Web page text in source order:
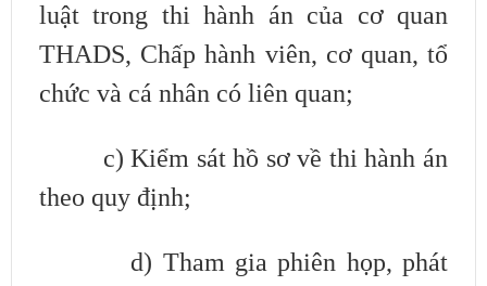
luậttrong thi hành án của cơ quan
THADS, Chấp hành viên, cơ quan, tổ
chức và cá nhân có liên quan;
c) Kiểm sát hồ sơ về thi hành án
theo quy định;
d) Tham gia phiên họp, phát